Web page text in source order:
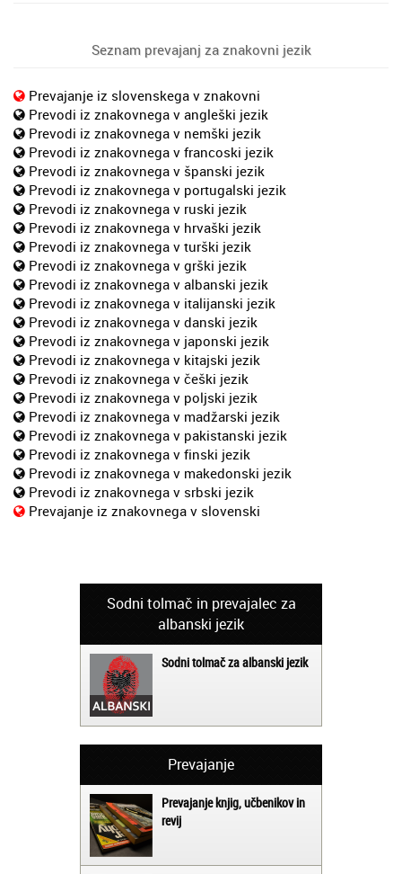
Seznam prevajanj za znakovni jezik
Prevajanje iz slovenskega v znakovni
Prevodi iz znakovnega v angleški jezik
Prevodi iz znakovnega v nemški jezik
Prevodi iz znakovnega v francoski jezik
Prevodi iz znakovnega v španski jezik
Prevodi iz znakovnega v portugalski jezik
Prevodi iz znakovnega v ruski jezik
Prevodi iz znakovnega v hrvaški jezik
Prevodi iz znakovnega v turški jezik
Prevodi iz znakovnega v grški jezik
Prevodi iz znakovnega v albanski jezik
Prevodi iz znakovnega v italijanski jezik
Prevodi iz znakovnega v danski jezik
Prevodi iz znakovnega v japonski jezik
Prevodi iz znakovnega v kitajski jezik
Prevodi iz znakovnega v češki jezik
Prevodi iz znakovnega v poljski jezik
Prevodi iz znakovnega v madžarski jezik
Prevodi iz znakovnega v pakistanski jezik
Prevodi iz znakovnega v finski jezik
Prevodi iz znakovnega v makedonski jezik
Prevodi iz znakovnega v srbski jezik
Prevajanje iz znakovnega v slovenski
Sodni tolmač in prevajalec za
albanski jezik
Sodni tolmač za albanski jezik
Prevajanje
Prevajanje knjig, učbenikov in
revij